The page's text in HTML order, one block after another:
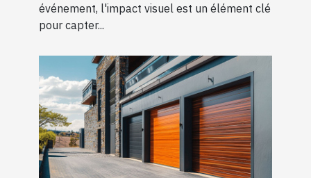
événement, l'impact visuel est un élément clé
pour capter...